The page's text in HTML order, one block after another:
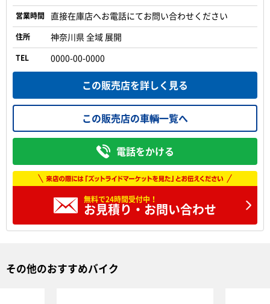
営業時間 直接在庫店へお電話にてお問い合わせください
住所 神奈川県 全域 展開
TEL 0000-00-0000
この販売店を詳しく見る
この販売店の車輌一覧へ
電話をかける
無料で24時間受付中！
お見積り・お問い合わせ
その他のおすすめバイク